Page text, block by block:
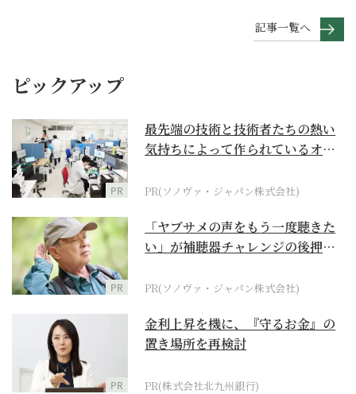
記事一覧へ
ピックアップ
PR
最先端の技術と技術者たちの熱い
気持ちによって作られているオー
PR(ソノヴァ・ジャパン株式会社)
PR
「ヤブサメの声をもう一度聴きた
い」が補聴器チャレンジの後押し
PR(ソノヴァ・ジャパン株式会社)
PR
金利上昇を機に、『守るお金』の
置き場所を再検討
PR(株式会社北九州銀行)